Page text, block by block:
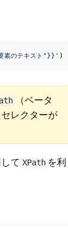
テキスト"}}' )
（ベータ
レクターが
て XPath を利